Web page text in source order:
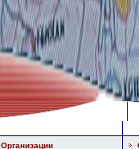
Организации